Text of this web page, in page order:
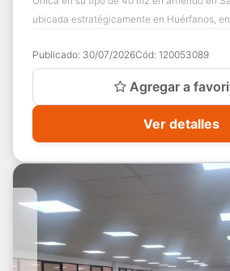
ubicada estratégicamente en Huérfanos,
Publicado: 30/07/2026Cód: 120053089
Agregar a
Ver detalles